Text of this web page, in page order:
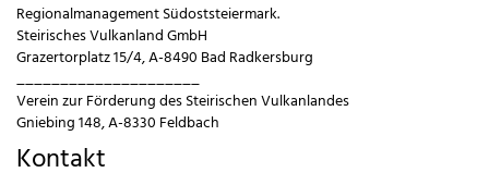
Regionalmanagement Südoststeiermark.
Steirisches Vulkanland GmbH
Grazertorplatz 15/4, A-8490 Bad Radkersburg
_____________________
Verein zur Förderung des Steirischen Vulkanlandes
Gniebing 148, A-8330 Feldbach
Kontakt